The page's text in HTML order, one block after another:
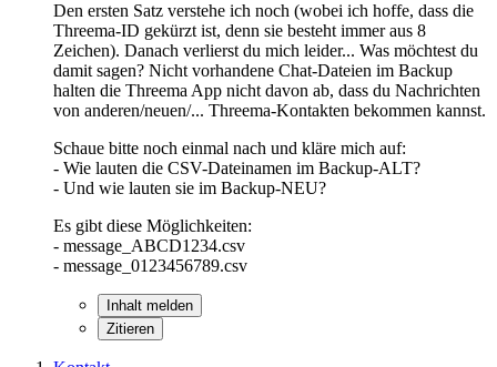
Den ersten Satz verstehe ich noch (wobei ich hoffe, dass die
Threema-ID gekürzt ist, denn sie besteht immer aus 8
Zeichen). Danach verlierst du mich leider... Was möchtest du
damit sagen? Nicht vorhandene Chat-Dateien im Backup
halten die Threema App nicht davon ab, dass du Nachrichten
von anderen/neuen/... Threema-Kontakten bekommen kannst.
Schaue bitte noch einmal nach und kläre mich auf:
- Wie lauten die CSV-Dateinamen im Backup-ALT?
- Und wie lauten sie im Backup-NEU?
Es gibt diese Möglichkeiten:
- message_ABCD1234.csv
- message_0123456789.csv
Inhalt melden
Zitieren